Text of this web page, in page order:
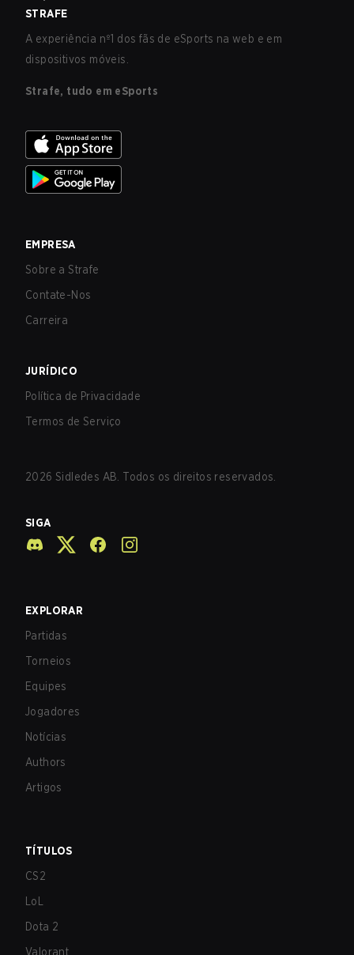
STRAFE
A experiência nº1 dos fãs de eSports na web e em
dispositivos móveis.
Strafe, tudo em eSports
EMPRESA
Sobre a Strafe
Contate-Nos
Carreira
JURÍDICO
Política de Privacidade
Termos de Serviço
2026 Sidledes AB. Todos os direitos reservados.
SIGA
EXPLORAR
Partidas
Torneios
Equipes
Jogadores
Notícias
Authors
Artigos
TÍTULOS
CS2
LoL
Dota 2
Valorant